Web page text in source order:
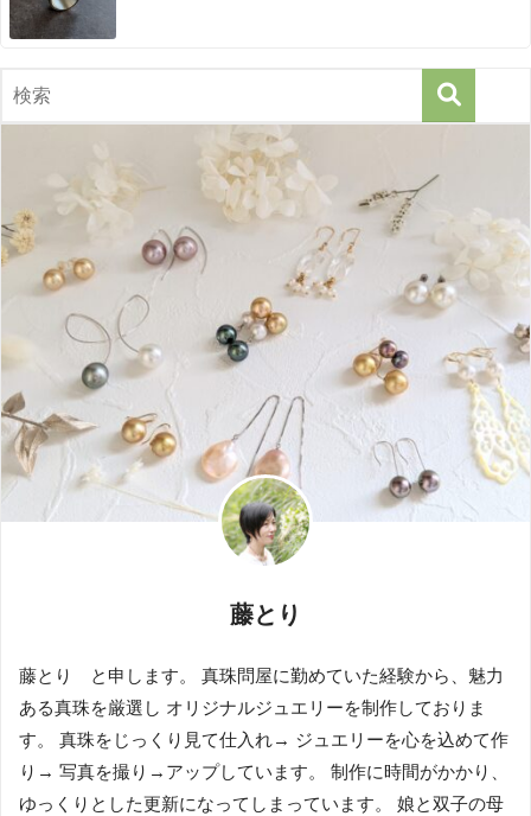
藤とり
藤とり と申します。 真珠問屋に勤めていた経験から、魅力
ある真珠を厳選し オリジナルジュエリーを制作しておりま
す。 真珠をじっくり見て仕入れ→ ジュエリーを心を込めて作
り→ 写真を撮り→アップしています。 制作に時間がかかり、
ゆっくりとした更新になってしまっています。 娘と双子の母